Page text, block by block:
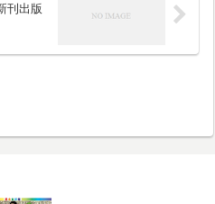
刊出版